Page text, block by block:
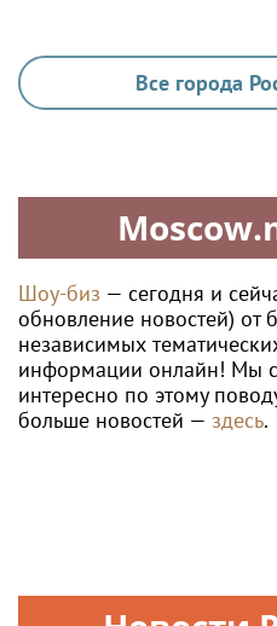
Все города
Шоу-биз — сегодня и
обновление новостей) от
независимых
информации онлайн! Мы
интересно по этому
больше новостей — здесь.